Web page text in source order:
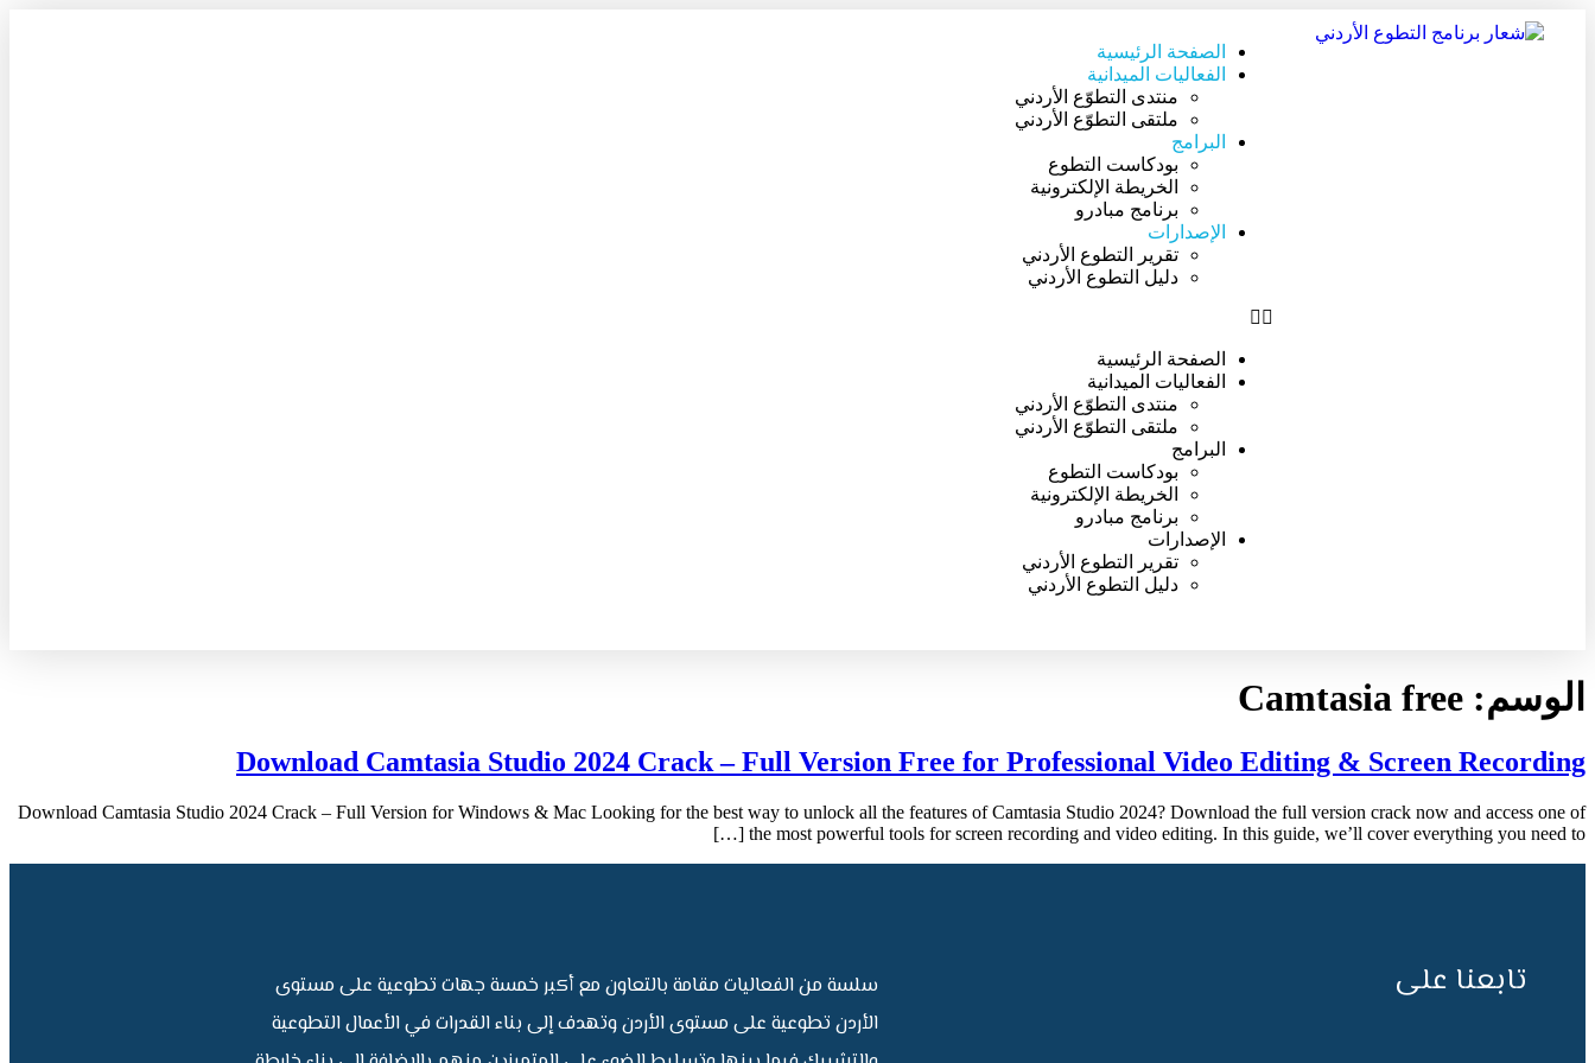
الصفحة الرئيسية
الفعاليات الميدانية
منتدى التطوّع الأردني
ملتقى التطوّع الأردني
البرامج
بودكاست التطوع
الخريطة الإلكترونية
برنامج مبادرو
الإصدارات
تقرير التطوع الأردني
دليل التطوع الأردني
الصفحة الرئيسية
الفعاليات الميدانية
منتدى التطوّع الأردني
ملتقى التطوّع الأردني
البرامج
بودكاست التطوع
الخريطة الإلكترونية
برنامج مبادرو
الإصدارات
تقرير التطوع الأردني
دليل التطوع الأردني
الوسم: Camtasia free
Download Camtasia Studio 2024 Crack – Full Version Free for Professional Video Editing & Screen Recording
Download Camtasia Studio 2024 Crack – Full Version for Windows & Mac Looking for the best way to unlock all the features of Camtasia Studio 2024? Download the full version crack now and access one of
the most powerful tools for screen recording and video editing. In this guide, we’ll cover everything you need to […]
تابعنا على
سلسة من الفعاليات مقامة بالتعاون مع أكبر خمسة جهات تطوعية على مستوى
الأردن تطوعية على مستوى الأردن وتهدف إلى بناء القدرات في الأعمال التطوعية